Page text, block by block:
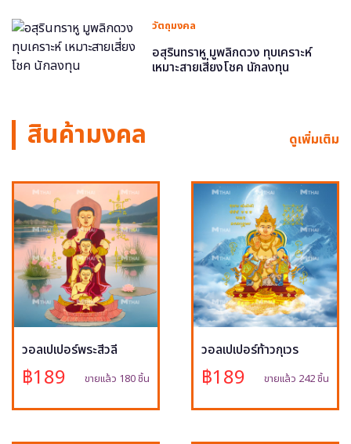
วัตถุมงคล
อสุรินทราหู มูพลิกดวง ทุบเคราะห์
เหมาะสายเสี่ยงโชค นักลงทุน
สินค้ามงคล ดูเพิ่มเติม
วอลเปเปอร์พระสีวลี
฿189 ขายแล้ว 180 ชิ้น
วอลเปเปอร์ท้าวกุเวร
฿189 ขายแล้ว 242 ชิ้น